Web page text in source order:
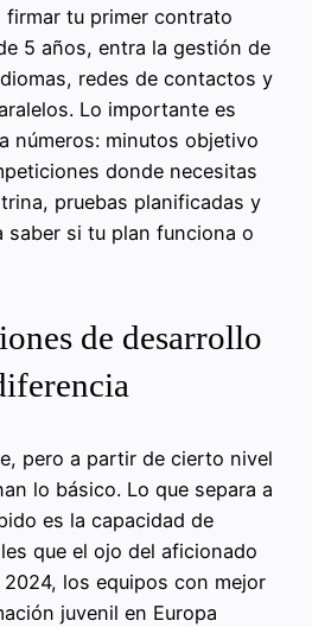
tu primer contrato
5 años, entra la gestión de
redes de contactos y
Lo importante es
números: minutos objetivo
donde necesitas
pruebas planificadas y
saber si tu plan funciona o
de desarrollo
pero a partir de cierto nivel
lo básico. Lo que separa a
es la capacidad de
que el ojo del aficionado
los equipos con mejor
juvenil en Europa